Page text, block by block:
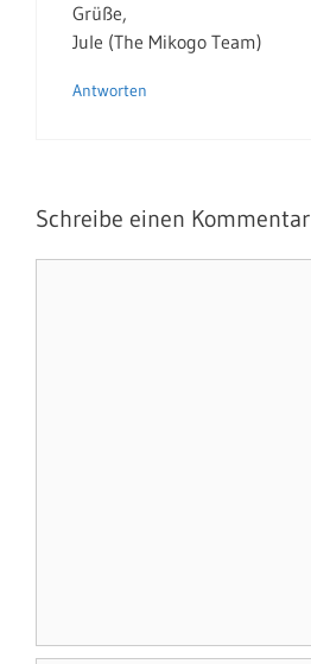
Grüße,
Jule (The Mikogo Team)
Antworten
Schreibe einen Kommentar